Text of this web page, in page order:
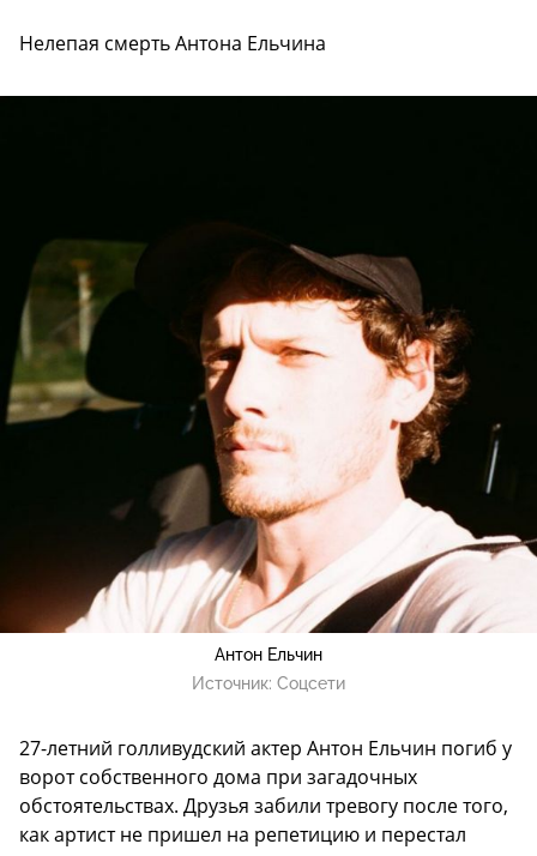
Нелепая смерть Антона Ельчина
Антон Ельчин
Источник: Соцсети
27-летний голливудский актер Антон Ельчин погиб у
ворот собственного дома при загадочных
обстоятельствах. Друзья забили тревогу после того,
как артист не пришел на репетицию и перестал